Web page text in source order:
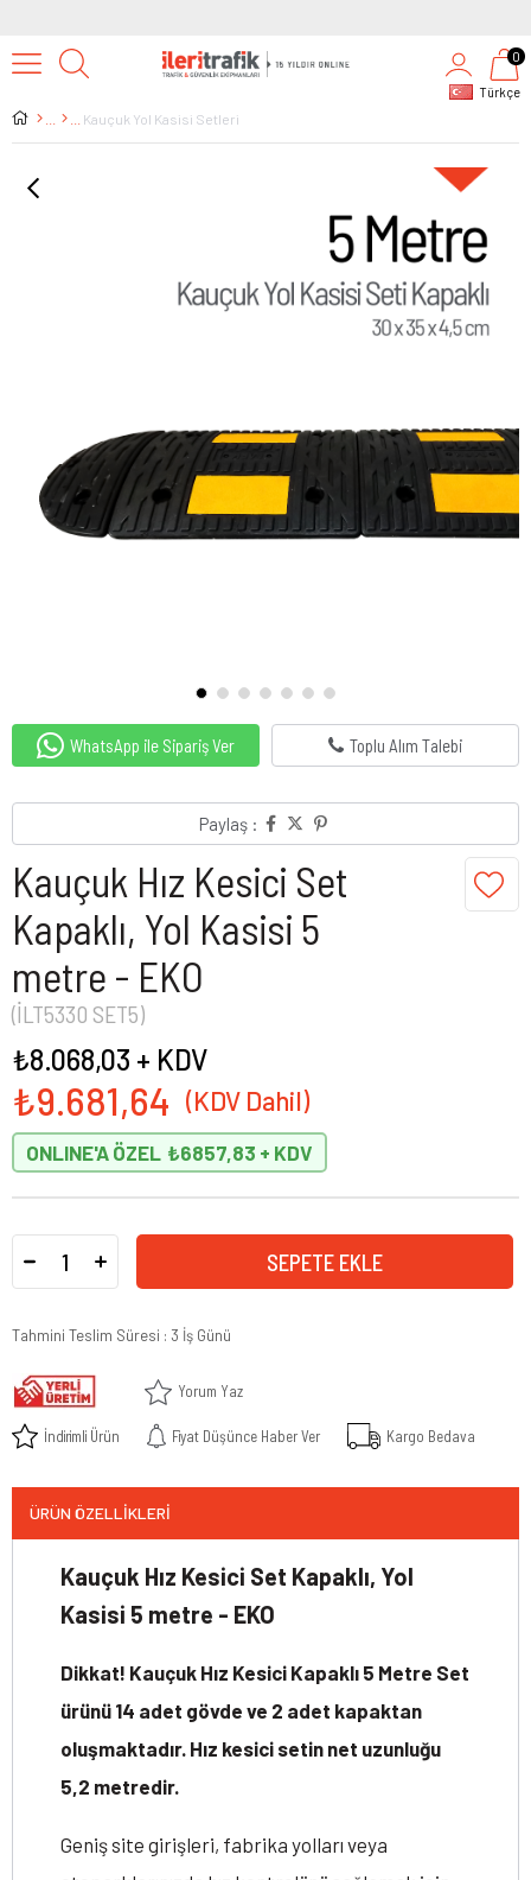
Türkçe
0
Kauçuk Yol Kasisi Setleri
WhatsApp ile Sipariş Ver Toplu Alım Talebi
Paylaş :
Kauçuk Hız Kesici Set
Kapaklı, Yol Kasisi 5
metre - EKO
(İLT5330 SET5)
₺9.681,64
₺8.068,03 + KDV
ONLINE'A ÖZEL ₺6857,83
Tahmini Teslim Süresi : 3 İş Günü
Yorum Yaz
İndirimli Ürün Fiyat Düşünce Haber Ver Kargo Bedava
ÜRÜN ÖZELLIKLERI
Kauçuk Hız Kesici Set Kapaklı, Yol
Kasisi 5 metre - EKO
Dikkat! Kauçuk Hız Kesici Kapaklı 5 Metre Set
ürünü 14 adet gövde ve 2 adet kapaktan
oluşmaktadır. Hız kesici setin net uzunluğu
5,2 metredir.
Geniş site girişleri, fabrika yolları veya